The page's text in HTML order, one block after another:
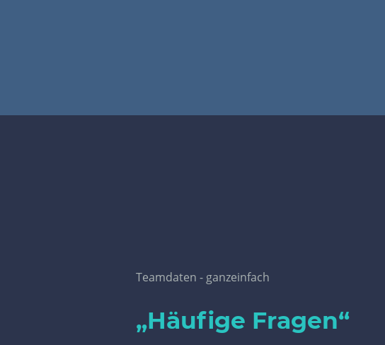
Teamdaten - ganzeinfach
„Häufige Fragen“